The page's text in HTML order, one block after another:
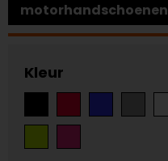
motorhandschoenen
Kleur